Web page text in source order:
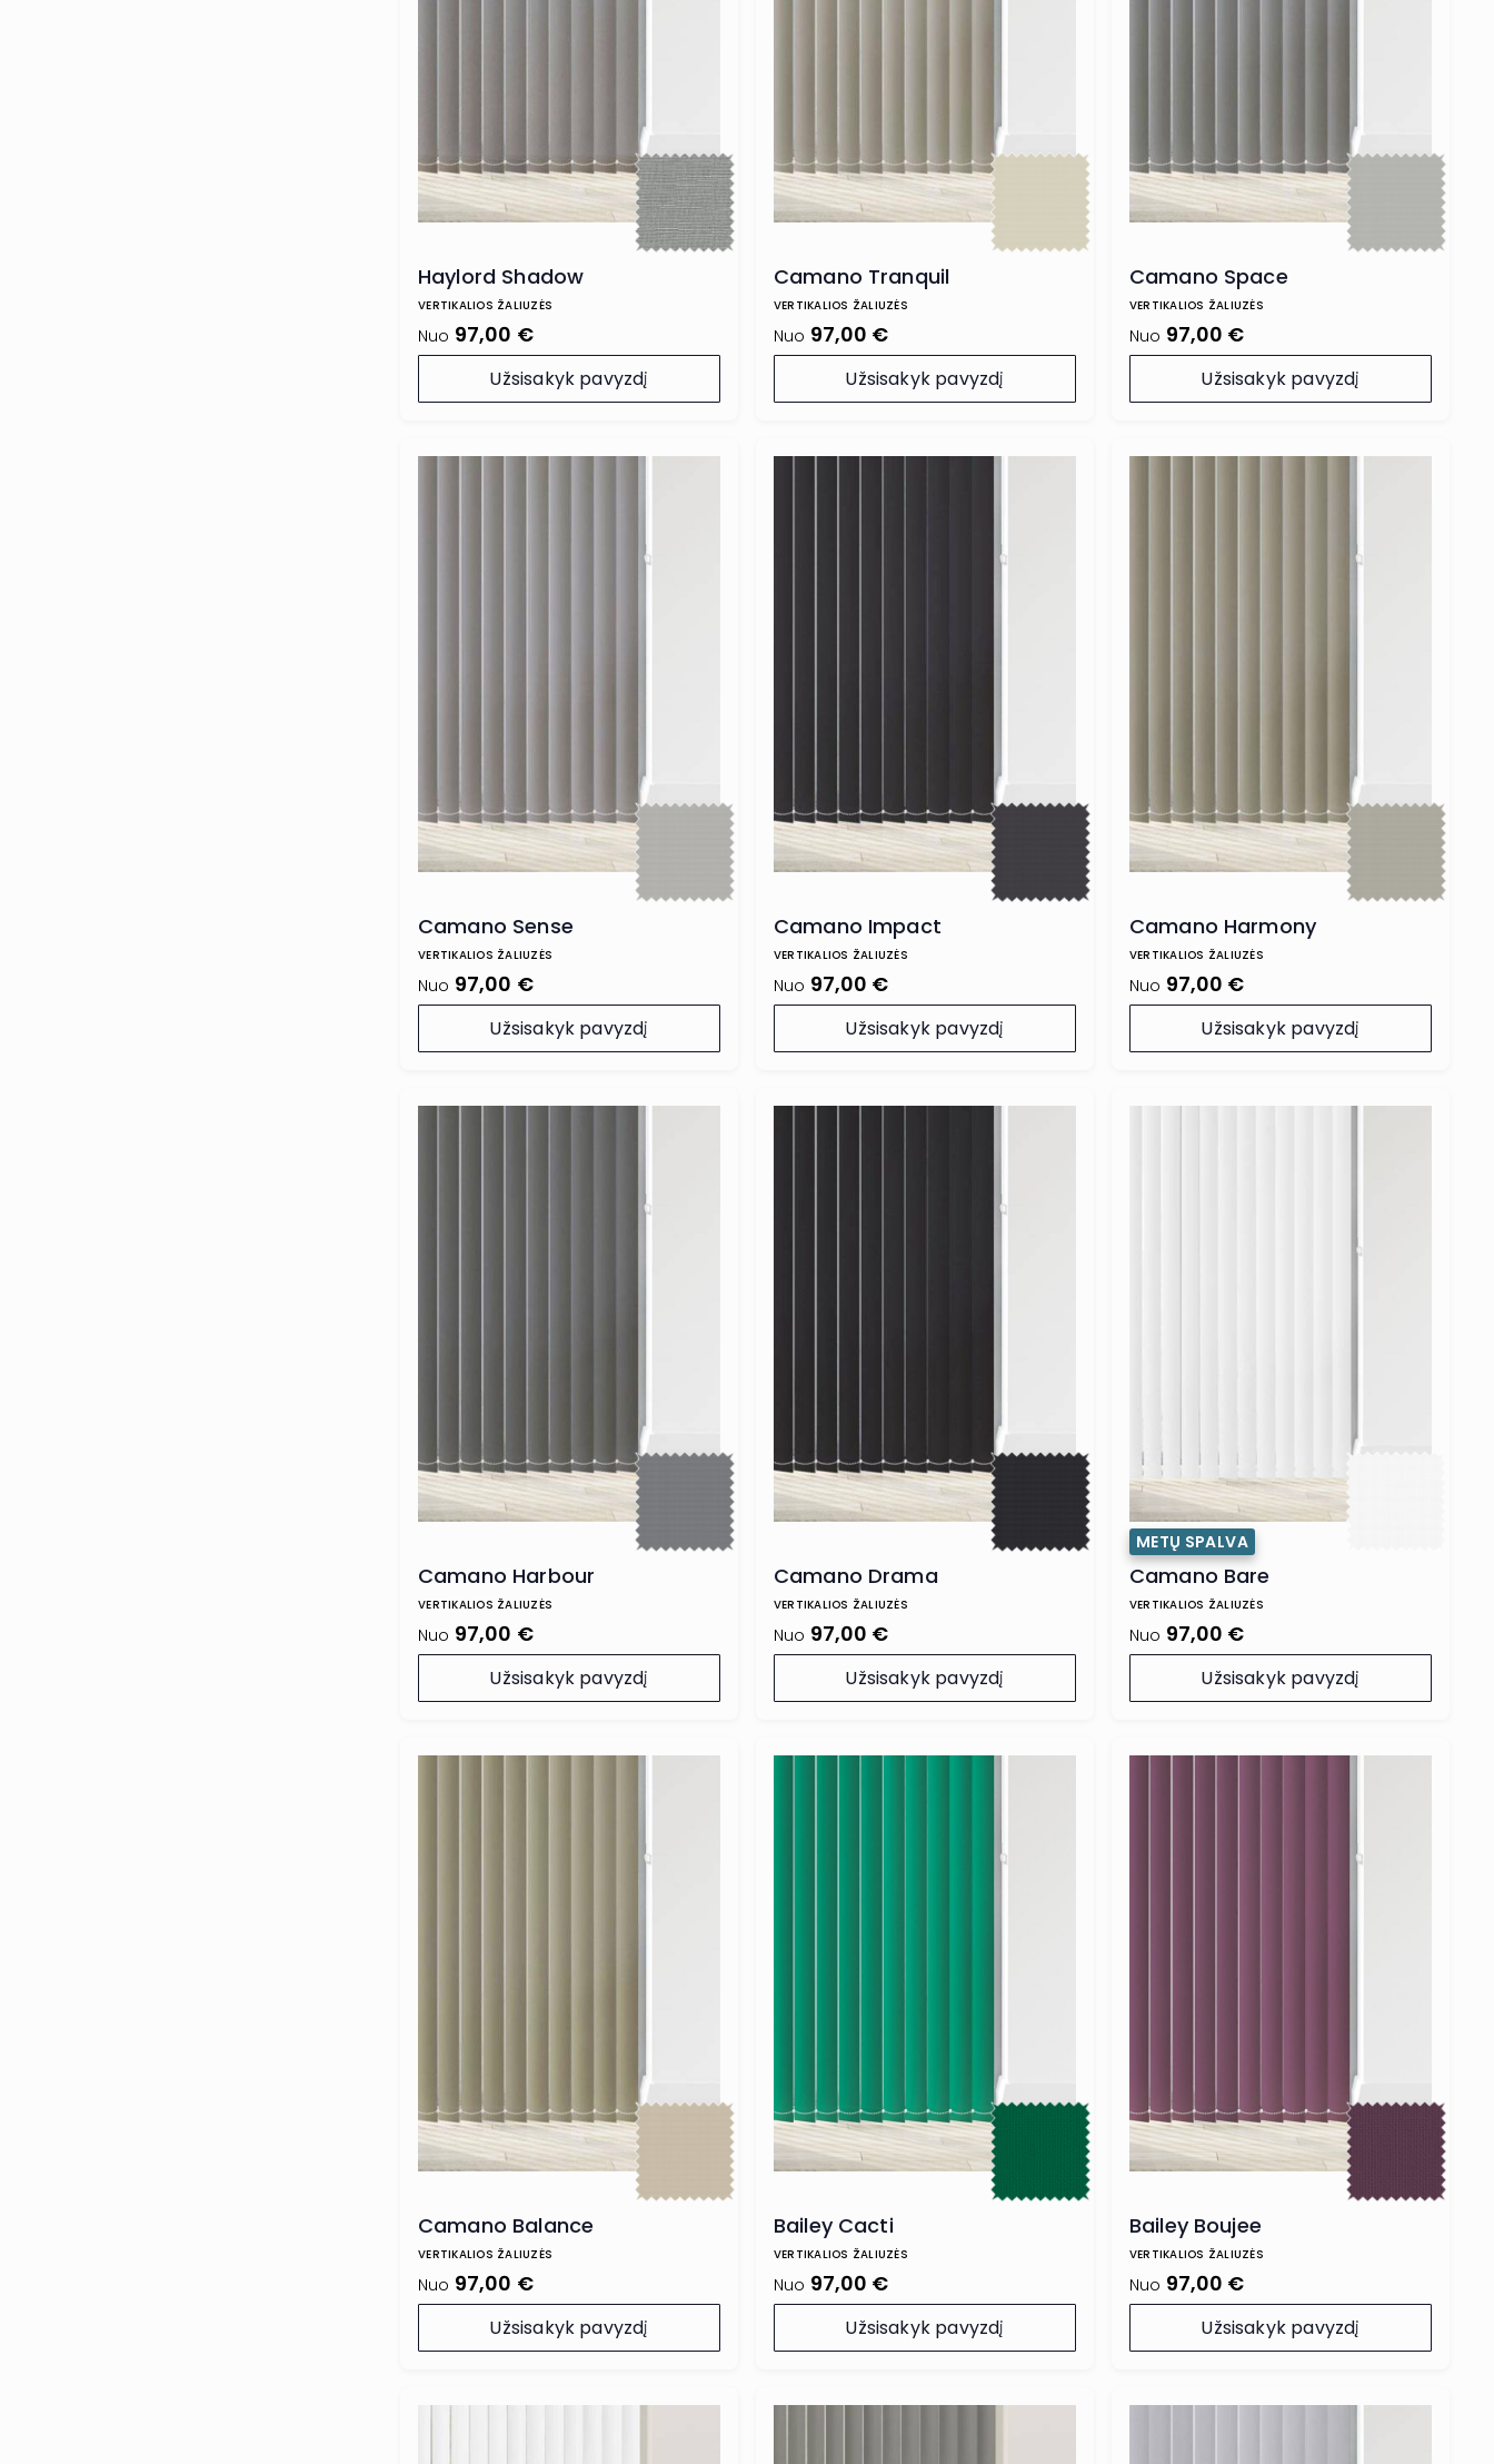
Haylord Shadow
VERTIKALIOS ŽALIUZĖS
Nuo 97,00 €
Užsisakyk pavyzdį
Camano Tranquil
VERTIKALIOS ŽALIUZĖS
Nuo 97,00 €
Užsisakyk pavyzdį
Camano Space
VERTIKALIOS ŽALIUZĖS
Nuo 97,00 €
Užsisakyk pavyzdį
Camano Sense
VERTIKALIOS ŽALIUZĖS
Nuo 97,00 €
Užsisakyk pavyzdį
Camano Impact
VERTIKALIOS ŽALIUZĖS
Nuo 97,00 €
Užsisakyk pavyzdį
Camano Harmony
VERTIKALIOS ŽALIUZĖS
Nuo 97,00 €
Užsisakyk pavyzdį
Camano Harbour
VERTIKALIOS ŽALIUZĖS
Nuo 97,00 €
Užsisakyk pavyzdį
Camano Drama
VERTIKALIOS ŽALIUZĖS
Nuo 97,00 €
Užsisakyk pavyzdį
METŲ SPALVA
Camano Bare
VERTIKALIOS ŽALIUZĖS
Nuo 97,00 €
Užsisakyk pavyzdį
Camano Balance
VERTIKALIOS ŽALIUZĖS
Nuo 97,00 €
Užsisakyk pavyzdį
Bailey Cacti
VERTIKALIOS ŽALIUZĖS
Nuo 97,00 €
Užsisakyk pavyzdį
Bailey Boujee
VERTIKALIOS ŽALIUZĖS
Nuo 97,00 €
Užsisakyk pavyzdį